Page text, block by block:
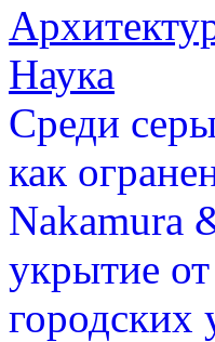
Наука
Среди
как
Nakamura
укрытие
городских